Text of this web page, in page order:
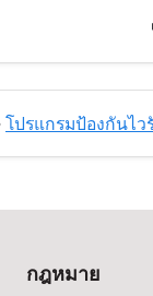
โปรแกรมป้องกันไว
กฎหมาย